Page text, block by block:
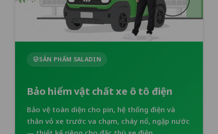
SẢN PHẨM SALADIN
Bảo hiểm vật chất xe ô tô điện
Bảo vệ toàn diện cho pin, hệ thống điện và
thân vỏ xe trước va chạm, cháy nổ, ngập nước